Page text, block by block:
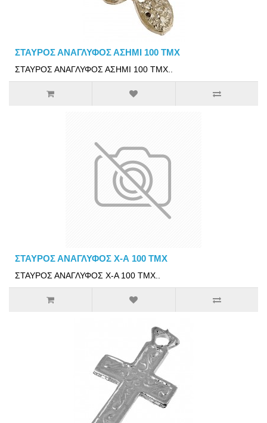
ΣΤΑΥΡΟΣ ΑΝΑΓΛΥΦΟΣ ΑΣΗΜΙ 100 ΤΜΧ
ΣΤΑΥΡΟΣ ΑΝΑΓΛΥΦΟΣ ΑΣΗΜΙ 100 ΤΜΧ..
ΣΤΑΥΡΟΣ ΑΝΑΓΛΥΦΟΣ Χ-Α 100 ΤΜΧ
ΣΤΑΥΡΟΣ ΑΝΑΓΛΥΦΟΣ Χ-Α 100 ΤΜΧ..